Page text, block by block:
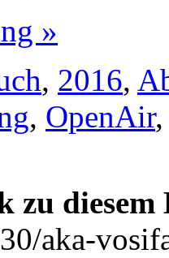
»
, 2016,
, OpenAir
zu
aka-